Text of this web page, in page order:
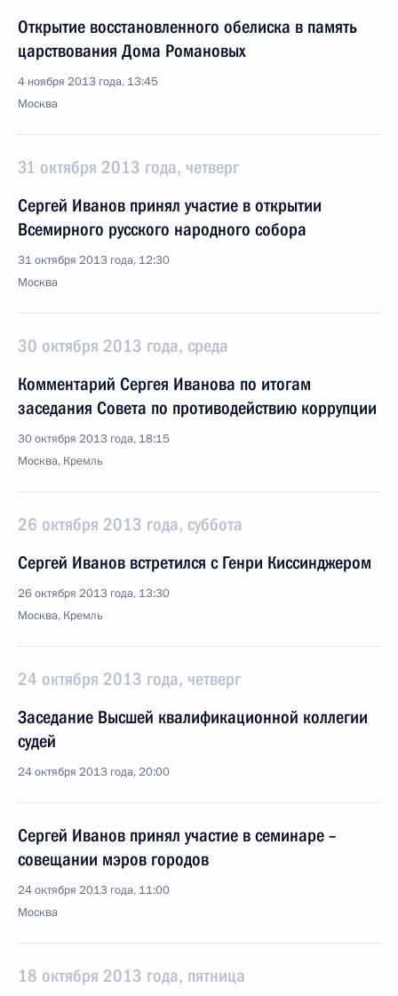
Открытие восстановленного обелиска в память
царствования Дома Романовых
4 ноября 2013 года, 13:45
Москва
31 октября 2013 года, четверг
Сергей Иванов принял участие в открытии
Всемирного русского народного собора
31 октября 2013 года, 12:30
Москва
30 октября 2013 года, среда
Комментарий Сергея Иванова по итогам
заседания Совета по противодействию коррупции
30 октября 2013 года, 18:15
Москва, Кремль
26 октября 2013 года, суббота
Сергей Иванов встретился с Генри Киссинджером
26 октября 2013 года, 13:30
Москва, Кремль
24 октября 2013 года, четверг
Заседание Высшей квалификационной коллегии
судей
24 октября 2013 года, 20:00
Сергей Иванов принял участие в семинаре –
совещании мэров городов
24 октября 2013 года, 11:00
Москва
18 октября 2013 года, пятница